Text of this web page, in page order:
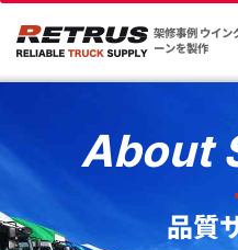
架修事例 ウイン
ーンを製作
About
品質